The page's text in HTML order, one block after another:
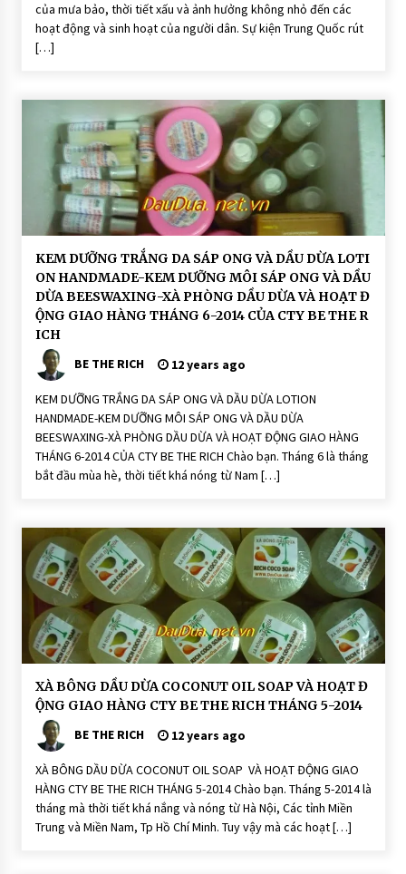
d
ư
ỡ
n
i
của mưa bảo, thời tiết xấu và ảnh hưởng không nhỏ đến các
hoạt động và sinh hoạt của người dân. Sự kiện Trung Quốc rút
[…]
H
Ạ
T
Đ
Ộ
N
o
n
d
ư
ỡ
n
g
M
ô
i
ê
n
N
h
i
n
KEM DƯỠNG TRẮNG DA SÁP ONG VÀ DẦU DỪA LOTI
ON HANDMADE-KEM DƯỠNG MÔI SÁP ONG VÀ DẦU
DỪA BEESWAXING-XÀ PHÒNG DẦU DỪA VÀ HOẠT Đ
ỘNG GIAO HÀNG THÁNG 6-2014 CỦA CTY BE THE R
ICH
BE THE RICH
12 years ago
KEM DƯỠNG TRẮNG DA SÁP ONG VÀ DẦU DỪA LOTION
HANDMADE-KEM DƯỠNG MÔI SÁP ONG VÀ DẦU DỪA
BEESWAXING-XÀ PHÒNG DẦU DỪA VÀ HOẠT ĐỘNG GIAO HÀNG
THÁNG 6-2014 CỦA CTY BE THE RICH Chào bạn. Tháng 6 là tháng
bắt đầu mùa hè, thời tiết khá nóng từ Nam […]
H
O
Ạ
Đ
Ộ
G
X
à
P
h
XÀ BÔNG DẦU DỪA COCONUT OIL SOAP VÀ HOẠT Đ
ỘNG GIAO HÀNG CTY BE THE RICH THÁNG 5-2014
BE THE RICH
12 years ago
XÀ BÔNG DẦU DỪA COCONUT OIL SOAP VÀ HOẠT ĐỘNG GIAO
HÀNG CTY BE THE RICH THÁNG 5-2014 Chào bạn. Tháng 5-2014 là
tháng mà thời tiết khá nắng và nóng từ Hà Nội, Các tỉnh Miền
Trung và Miền Nam, Tp Hồ Chí Minh. Tuy vậy mà các hoạt […]